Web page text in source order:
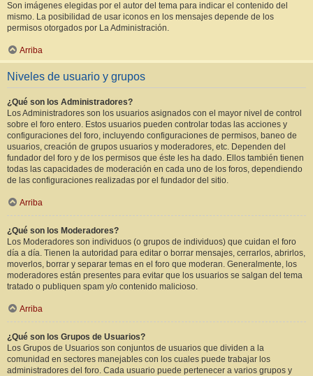
Son imágenes elegidas por el autor del tema para indicar el contenido del
mismo. La posibilidad de usar iconos en los mensajes depende de los
permisos otorgados por La Administración.
Arriba
Niveles de usuario y grupos
¿Qué son los Administradores?
Los Administradores son los usuarios asignados con el mayor nivel de control
sobre el foro entero. Estos usuarios pueden controlar todas las acciones y
configuraciones del foro, incluyendo configuraciones de permisos, baneo de
usuarios, creación de grupos usuarios y moderadores, etc. Dependen del
fundador del foro y de los permisos que éste les ha dado. Ellos también tienen
todas las capacidades de moderación en cada uno de los foros, dependiendo
de las configuraciones realizadas por el fundador del sitio.
Arriba
¿Qué son los Moderadores?
Los Moderadores son individuos (o grupos de individuos) que cuidan el foro
día a día. Tienen la autoridad para editar o borrar mensajes, cerrarlos, abrirlos,
moverlos, borrar y separar temas en el foro que moderan. Generalmente, los
moderadores están presentes para evitar que los usuarios se salgan del tema
tratado o publiquen spam y/o contenido malicioso.
Arriba
¿Qué son los Grupos de Usuarios?
Los Grupos de Usuarios son conjuntos de usuarios que dividen a la
comunidad en sectores manejables con los cuales puede trabajar los
administradores del foro. Cada usuario puede pertenecer a varios grupos y